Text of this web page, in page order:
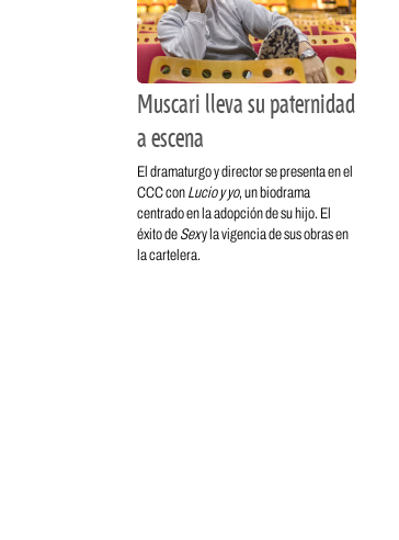
Muscari lleva su paternidad
a escena
El dramaturgo y director se presenta en el
CCC con Lucio y yo, un biodrama
centrado en la adopción de su hijo. El
éxito de Sexy la vigencia de sus obras en
la cartelera.